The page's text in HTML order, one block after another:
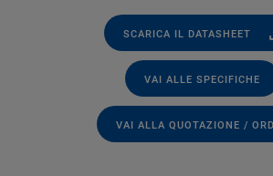
SCARICA IL DATASHEET
VAI ALLE SPECIFICHE
VAI ALLA QUOTAZIONE /